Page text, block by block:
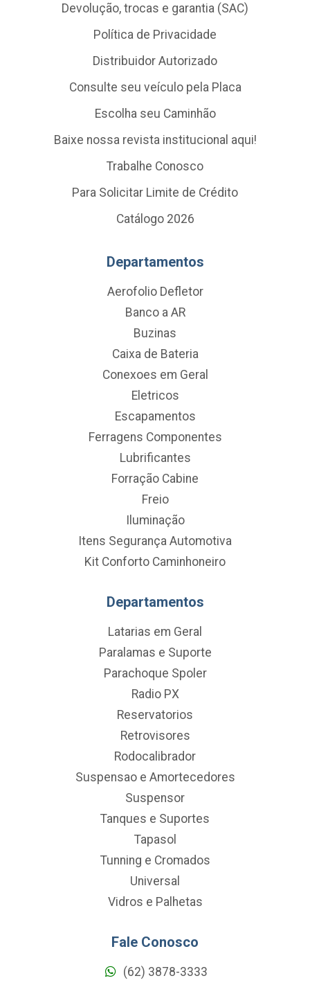
Devolução, trocas e garantia (SAC)
Política de Privacidade
Distribuidor Autorizado
Consulte seu veículo pela Placa
Escolha seu Caminhão
Baixe nossa revista institucional aqui!
Trabalhe Conosco
Para Solicitar Limite de Crédito
Catálogo 2026
Departamentos
Aerofolio Defletor
Banco a AR
Buzinas
Caixa de Bateria
Conexoes em Geral
Eletricos
Escapamentos
Ferragens Componentes
Lubrificantes
Forração Cabine
Freio
Iluminação
Itens Segurança Automotiva
Kit Conforto Caminhoneiro
Departamentos
Latarias em Geral
Paralamas e Suporte
Parachoque Spoler
Radio PX
Reservatorios
Retrovisores
Rodocalibrador
Suspensao e Amortecedores
Suspensor
Tanques e Suportes
Tapasol
Tunning e Cromados
Universal
Vidros e Palhetas
Fale Conosco
(62) 3878-3333